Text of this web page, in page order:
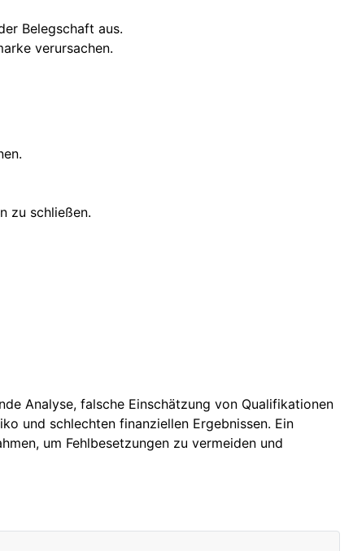
Belegschaft aus.
verursachen.
zu schließen.
Analyse, falsche Einschätzung von Qualifikationen
und schlechten finanziellen Ergebnissen. Ein
um Fehlbesetzungen zu vermeiden und